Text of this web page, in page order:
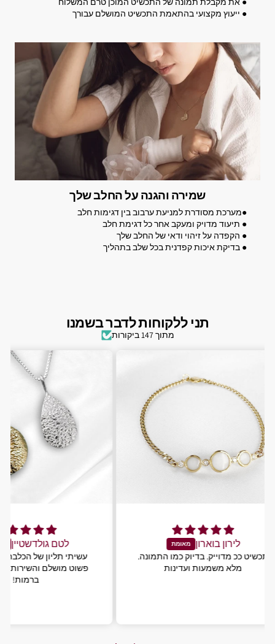
● ייעוץ מקצועי בהתאמת התכשיט המושלם עבורך
שמירה והגנה על החלב שלך
●מערכת מסודרת למניעת ערבוב בין דגימות חלב
● תיעוד מדויק ומעקב אחר כל דגימת חלב
● הקפדה על זיהוי ודאי של החלב שלך
● בדיקת איכות קפדנית בכל שלב בתהליך
תני ללקוחות לדבר בשמנו
מתוך 147 ביקורות
פשוט
לירון בוארון
תכשיט ככ מדוייק. בדיוק כמו התמונה.
מלא משמעות ועדינות
כל כך